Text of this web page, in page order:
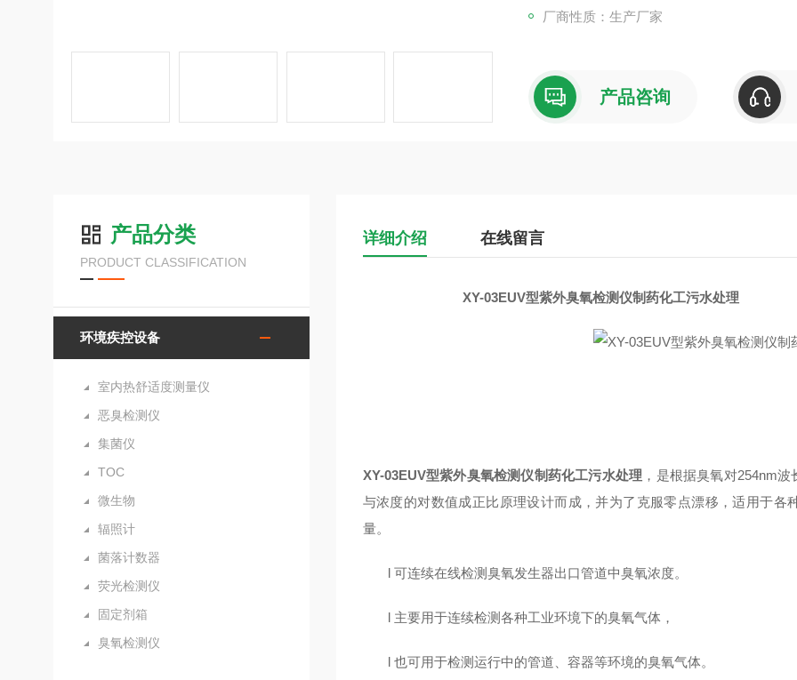
厂商性质：生产厂家
产品咨询
产品分类
PRODUCT CLASSIFICATION
环境疾控设备
室内热舒适度测量仪
恶臭检测仪
集菌仪
TOC
微生物
辐照计
菌落计数器
荧光检测仪
固定剂箱
臭氧检测仪
详细介绍 在线留言
XY-03EUV型紫外臭氧检测仪制药化工污水处理
XY-03EUV型紫外臭氧检测仪制药化工污水处理 ，是根据臭氧对254nm
与浓度的对数值成正比原理设计而成，并为了克服零点漂移，适用于各
量。
l 可连续在线检测臭氧发生器出口管道中臭氧浓度。
l 主要用于连续检测各种工业环境下的臭氧气体，
l 也可用于检测运行中的管道、容器等环境的臭氧气体。